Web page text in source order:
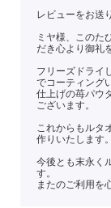
レビューをお送
ミヤ様、このた
だき心より御礼
フリーズドライ
でコーティング
仕上げの苺パウ
ございます。
これからもルタ
作りいたします。
今後とも末永く
す。
またのご利用を